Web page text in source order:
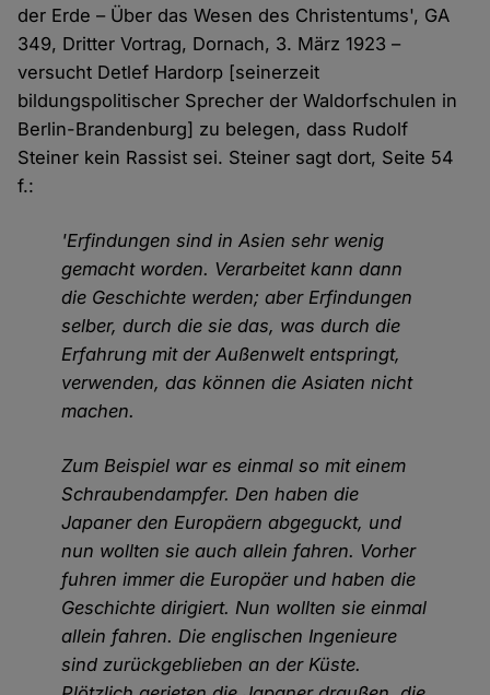
der Erde – Über das Wesen des Christentums', GA
349, Dritter Vortrag, Dornach, 3. März 1923 –
versucht Detlef Hardorp [seinerzeit
bildungspolitischer Sprecher der Waldorfschulen in
Berlin-Brandenburg] zu belegen, dass Rudolf
Steiner kein Rassist sei. Steiner sagt dort, Seite 54
f.:
'Erfindungen sind in Asien sehr wenig
gemacht worden. Verarbeitet kann dann
die Geschichte werden; aber Erfindungen
selber, durch die sie das, was durch die
Erfahrung mit der Außenwelt entspringt,
verwenden, das können die Asiaten nicht
machen.
Zum Beispiel war es einmal so mit einem
Schraubendampfer. Den haben die
Japaner den Europäern abgeguckt, und
nun wollten sie auch allein fahren. Vorher
fuhren immer die Europäer und haben die
Geschichte dirigiert. Nun wollten sie einmal
allein fahren. Die englischen Ingenieure
sind zurückgeblieben an der Küste.